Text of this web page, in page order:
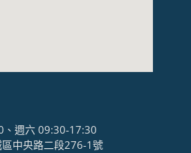
週六 09:30-17:30
中央路二段276-1號